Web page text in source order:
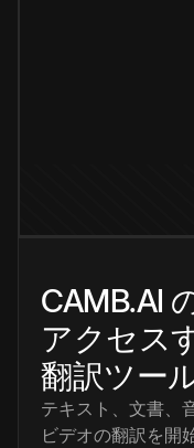
CAMB.AI
アクセス
翻訳ツー
テキスト、文書、
ビデオの翻訳を開